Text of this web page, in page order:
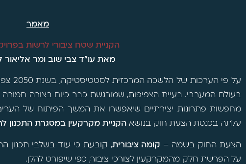
מאמר
הקניית שטח ציבורי לרשות
מאת עו"ד צבי שוב ומר אליאור
על
בעולם המערבי. בעיית הצפיפות, שמורגשת כבר כיום בצורה חמורה
מחפשות פתרונות יצירתיים שיאפשרו את המשך הפיתוח של
עלתה בכנסת הצעת חוק בנושא הקניית מקרקעין במסגרת התכנון
הצעת החוק בשמה – קומה ציבורית, קובעת כי עוד בשלבי תכנון
על הפרשת חלק מהמקרקעין לצורכי ציבור, כפי שיפורט להלן.